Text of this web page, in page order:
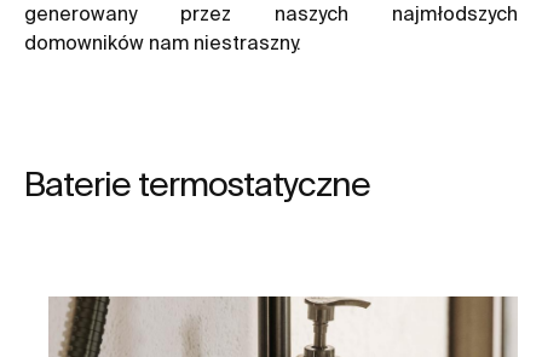
generowany przez naszych najmłodszych
domowników nam niestraszny.
Baterie termostatyczne